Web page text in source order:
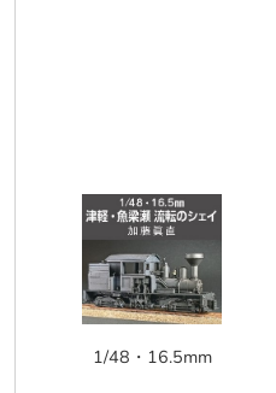
1/48・16.5mm